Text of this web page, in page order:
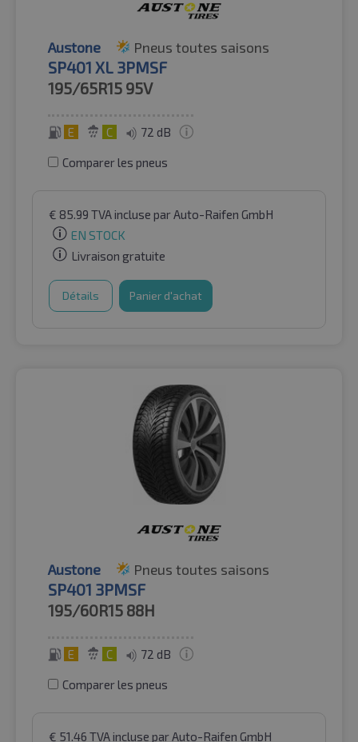
Austone Pneus toutes saisons
SP401 XL 3PMSF
195/65R15 95V
E C 72 dB
Comparer les pneus
€ 85.99 TVA incluse par Auto-Raifen GmbH
EN STOCK
Livraison gratuite
Détails Panier d'achat
Austone Pneus toutes saisons
SP401 3PMSF
195/60R15 88H
E C 72 dB
Comparer les pneus
€ 51.46 TVA incluse par Auto-Raifen GmbH